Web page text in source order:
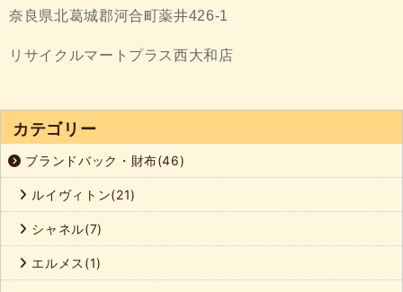
奈良県北葛城郡河合町薬井426-1
リサイクルマートプラス西大和店
カテゴリー
ブランドバック・財布(46)
ルイヴィトン(21)
シャネル(7)
エルメス(1)